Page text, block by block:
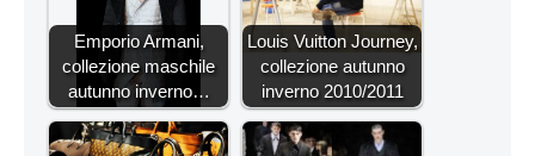
Emporio Armani,
collezione maschile
autunno inverno…
Louis Vuitton Journey,
collezione autunno
inverno 2010/2011